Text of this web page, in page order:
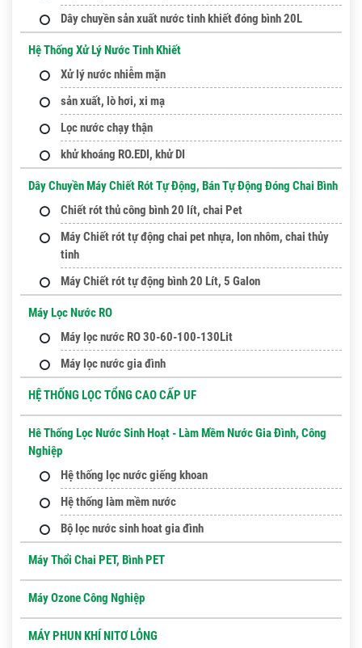
Dây chuyền sản xuất nước tinh khiết đóng bình 20L
Hệ Thống Xử Lý Nước Tinh Khiết
Xử lý nước nhiễm mặn
sản xuất, lò hơi, xi mạ
Lọc nước chạy thận
khử khoáng RO.EDI, khử DI
Dây Chuyền Máy Chiết Rót Tự Động, Bán Tự Động Đóng Chai Bình
Chiết rót thủ công bình 20 lít, chai Pet
Máy Chiết rót tự động chai pet nhựa, lon nhôm, chai thủy
tinh
Máy Chiết rót tự động bình 20 Lít, 5 Galon
Máy Lọc Nước RO
Máy lọc nước RO 30-60-100-130Lit
Máy lọc nước gia đình
HỆ THỐNG LỌC TỔNG CAO CẤP UF
Hê Thống Lọc Nước Sinh Hoạt - Làm Mềm Nước Gia Đình, Công
Nghiệp
Hệ thống lọc nước giếng khoan
Hệ thống làm mềm nước
Bộ lọc nước sinh hoat gia đình
Máy Thổi Chai PET, Bình PET
Máy Ozone Công Nghiệp
MÁY PHUN KHÍ NITƠ LỎNG